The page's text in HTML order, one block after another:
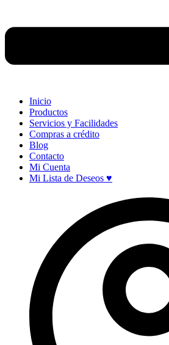
Inicio
Productos
Servicios y Facilidades
Compras a crédito
Blog
Contacto
Mi Cuenta
Mi Lista de Deseos ♥